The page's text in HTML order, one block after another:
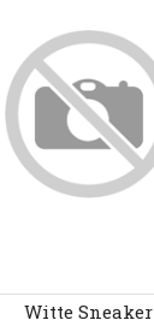
Witte Sneaker